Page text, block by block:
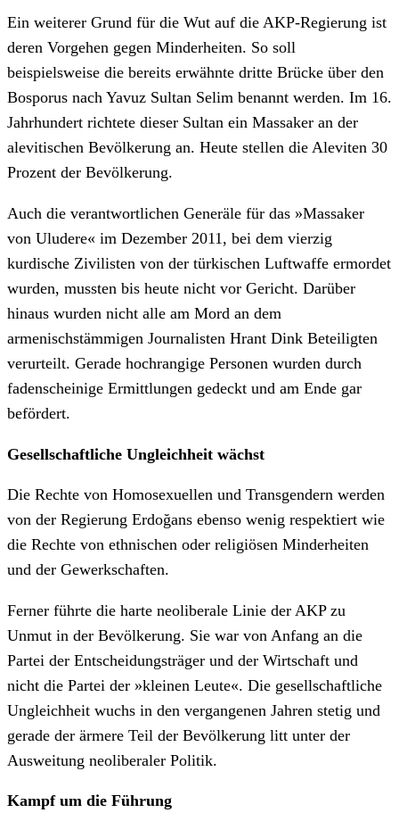
Ein weiterer Grund für die Wut auf die AKP-Regierung ist
deren Vorgehen gegen Minderheiten. So soll
beispielsweise die bereits erwähnte dritte Brücke über den
Bosporus nach Yavuz Sultan Selim benannt werden. Im 16.
Jahrhundert richtete dieser Sultan ein Massaker an der
alevitischen Bevölkerung an. Heute stellen die Aleviten 30
Prozent der Bevölkerung.
Auch die verantwortlichen Generäle für das »Massaker
von Uludere« im Dezember 2011, bei dem vierzig
kurdische Zivilisten von der türkischen Luftwaffe ermordet
wurden, mussten bis heute nicht vor Gericht. Darüber
hinaus wurden nicht alle am Mord an dem
armenischstämmigen Journalisten Hrant Dink Beteiligten
verurteilt. Gerade hochrangige Personen wurden durch
fadenscheinige Ermittlungen gedeckt und am Ende gar
befördert.
Gesellschaftliche Ungleichheit wächst
Die Rechte von Homosexuellen und Transgendern werden
von der Regierung Erdoğans ebenso wenig respektiert wie
die Rechte von ethnischen oder religiösen Minderheiten
und der Gewerkschaften.
Ferner führte die harte neoliberale Linie der AKP zu
Unmut in der Bevölkerung. Sie war von Anfang an die
Partei der Entscheidungsträger und der Wirtschaft und
nicht die Partei der »kleinen Leute«. Die gesellschaftliche
Ungleichheit wuchs in den vergangenen Jahren stetig und
gerade der ärmere Teil der Bevölkerung litt unter der
Ausweitung neoliberaler Politik.
Kampf um die Führung